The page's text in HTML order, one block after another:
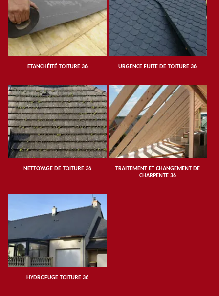
ETANCHÉITÉ TOITURE 36 URGENCE FUITE DE TOITURE 36
NETTOYAGE DE TOITURE 36
TRAITEMENT ET CHANGEMENT DE
CHARPENTE 36
HYDROFUGE TOITURE 36